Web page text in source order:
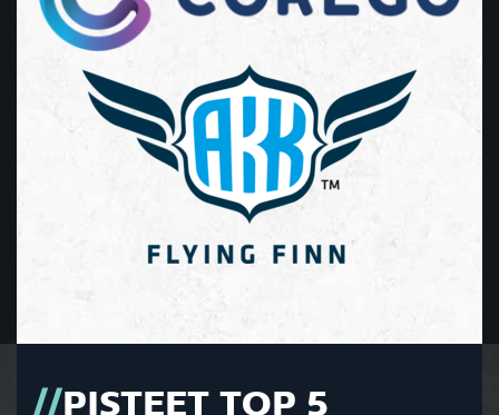
PISTEET TOP 5